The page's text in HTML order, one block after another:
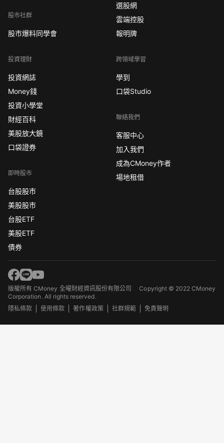
股市社群
股市爆料同學會
投資理財
投資網誌
Money錢
投資小學堂
財經百科
美股放大鏡
口袋證券
即時股市
台股股市
美股股市
台股ETF
美股ETF
債券
選股網
雲端控股
報明牌
跨領域學習
學到
口袋Studio
聯絡我們
客服中心
加入我們
成為CMoney作者
場地租借
版權所有 CMoney 全曜財經資訊股份有限公司Copyright © 2022 CMoney
Corporation. All rights reserved.
隱私條款
使用條款 著作權政策 社群規範 免責聲明